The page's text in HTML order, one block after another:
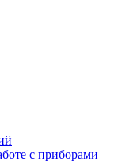
с приборами